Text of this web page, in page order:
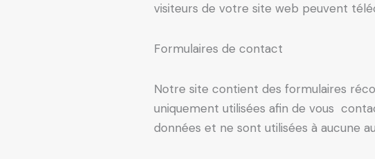
visiteurs de votre site web peuvent
Formulaires de contact
Notre site contient des formulaires
uniquement utilisées afin de vous
données et ne sont utilisées à aucune